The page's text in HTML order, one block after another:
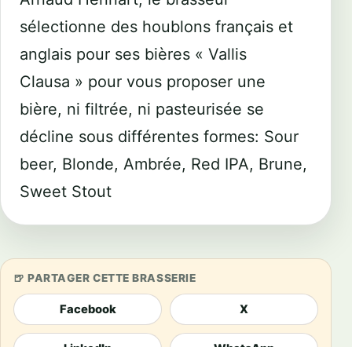
sélectionne des houblons français et
anglais pour ses bières « Vallis
Clausa » pour vous proposer une
bière, ni filtrée, ni pasteurisée se
décline sous différentes formes: Sour
beer, Blonde, Ambrée, Red IPA, Brune,
Sweet Stout
PARTAGER CETTE BRASSERIE
Facebook X